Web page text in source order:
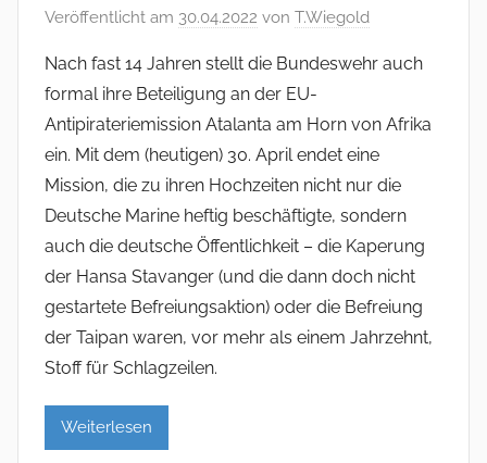
Veröffentlicht am 30.04.2022 von T.Wiegold
Nach fast 14 Jahren stellt die Bundeswehr auch
formal ihre Beteiligung an der EU-
Antipirateriemission Atalanta am Horn von Afrika
ein. Mit dem (heutigen) 30. April endet eine
Mission, die zu ihren Hochzeiten nicht nur die
Deutsche Marine heftig beschäftigte, sondern
auch die deutsche Öffentlichkeit – die Kaperung
der Hansa Stavanger (und die dann doch nicht
gestartete Befreiungsaktion) oder die Befreiung
der Taipan waren, vor mehr als einem Jahrzehnt,
Stoff für Schlagzeilen.
Weiterlesen